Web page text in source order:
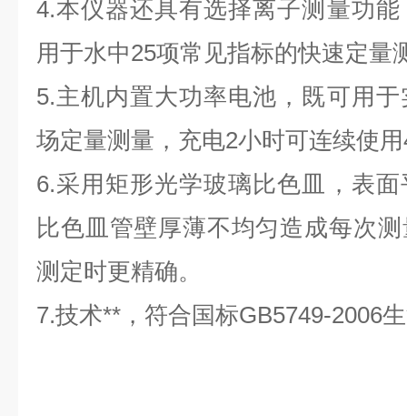
4.本仪器还具有选择离子测量功
用于水中25项常见指标的快速定量
5.主机内置大功率电池，既可用
场定量测量，充电2小时可连续使
6.采用矩形光学玻璃比色皿，表
比色皿管壁厚薄不均匀造成每次
测定时更精确。
7.技术**，符合国标GB5749-2006